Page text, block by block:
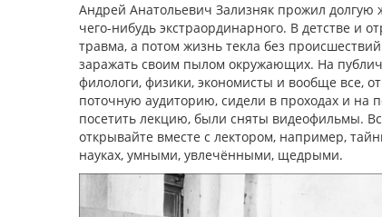
Андрей Анатольевич Зализняк прожил долгую
чего-нибудь экстраординарного. В детстве и
травма, а потом жизнь текла без
заражать своим пылом окружающих. На
филологи, физики, экономисты и вообще все,
поточную аудиторию, сидели в проходах и на
посетить лекцию, были сняты видеофильмы.
открывайте вместе с лектором, например,
науках, умными, увлечёнными, щедрыми.